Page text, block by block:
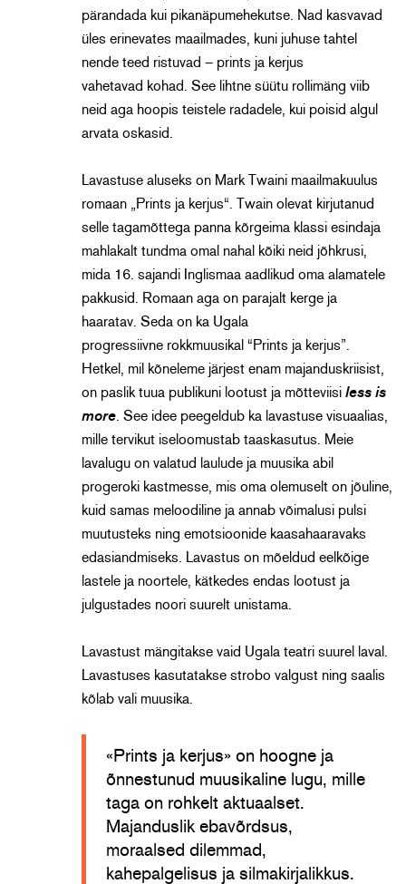
pärandada kui pikanäpumehekutse. Nad kasvavad
üles erinevates maailmades, kuni juhuse tahtel
nende teed ristuvad – prints ja kerjus
vahetavad kohad. See lihtne süütu rollimäng viib
neid aga hoopis teistele radadele, kui poisid algul
arvata oskasid.
Lavastuse aluseks on Mark Twaini maailmakuulus
romaan „Prints ja kerjus“. Twain olevat kirjutanud
selle tagamõttega panna kõrgeima klassi esindaja
mahlakalt tundma omal nahal kõiki neid jõhkrusi,
mida 16. sajandi Inglismaa aadlikud oma alamatele
pakkusid. Romaan aga on parajalt kerge ja
haaratav. Seda on ka Ugala
progressiivne rokkmuusikal “Prints ja kerjus”.
Hetkel, mil kõneleme järjest enam majanduskriisist,
on paslik tuua publikuni lootust ja mõtteviisi less is
more. See idee peegeldub ka lavastuse visuaalias,
mille tervikut iseloomustab taaskasutus. Meie
lavalugu on valatud laulude ja muusika abil
progeroki kastmesse, mis oma olemuselt on jõuline,
kuid samas meloodiline ja annab võimalusi pulsi
muutusteks ning emotsioonide kaasahaaravaks
edasiandmiseks. Lavastus on mõeldud eelkõige
lastele ja noortele, kätkedes endas lootust ja
julgustades noori suurelt unistama.
Lavastust mängitakse vaid Ugala teatri suurel laval.
Lavastuses kasutatakse strobo valgust ning saalis
kõlab vali muusika.
«Prints ja kerjus» on hoogne ja
õnnestunud muusikaline lugu, mille
taga on rohkelt aktuaalset.
Majanduslik ebavõrdsus,
moraalsed dilemmad,
kahepalgelisus ja silmakirjalikkus.